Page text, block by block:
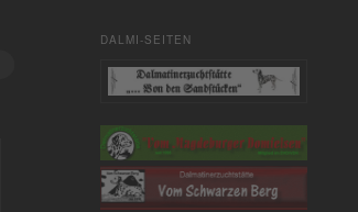
DALMI-SEITEN